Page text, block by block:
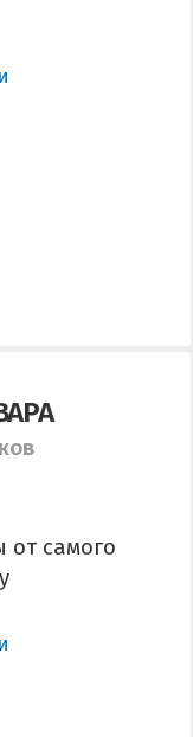
от самого